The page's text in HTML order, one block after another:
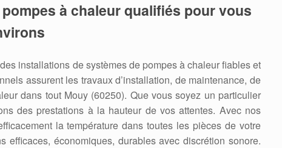
à chaleur qualifiés pour vous
installations de systèmes de pompes à chaleur fiables et
assurent les travaux d’installation, de maintenance, de
dans tout Mouy (60250). Que vous soyez un particulier
des prestations à la hauteur de vos attentes. Avec nos
la température dans toutes les pièces de votre
efficaces, économiques, durables avec discrétion sonore.